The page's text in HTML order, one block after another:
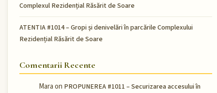
Complexul Rezidențial Răsărit de Soare
ATENTIA #1014 – Gropi și denivelări în parcările Complexului
Rezidențial Răsărit de Soare
Comentarii Recente
Maraon PROPUNEREA #1011 – Securizarea accesului în